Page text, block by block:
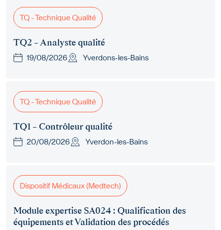
TQ - Technique Qualité
TQ2 – Analyste qualité
19/08/2026 Yverdons-les-Bains
TQ - Technique Qualité
TQ1 – Contrôleur qualité
20/08/2026 Yverdon-les-Bains
Dispositif Médicaux (Medtech)
Module expertise SA024 : Qualification des
équipements et Validation des procédés